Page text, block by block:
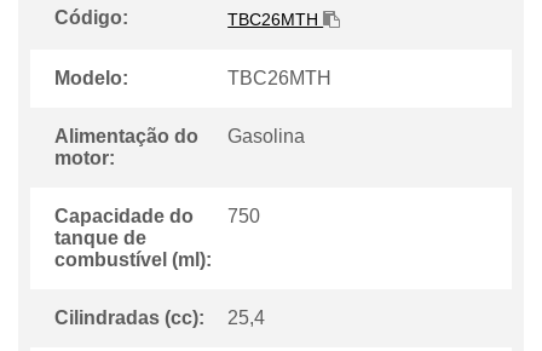
Código: TBC26MTH
Modelo: TBC26MTH
Alimentação do
motor:
Gasolina
Capacidade do
tanque de
combustível (ml):
750
Cilindradas (cc): 25,4